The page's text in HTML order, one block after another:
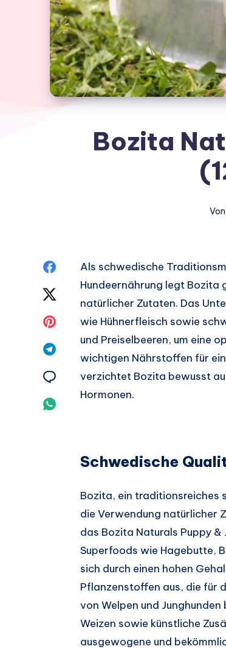
Bozita
Von
Facebook
Twitter
teilen.
Pinterest
Telegram
teilen.
Email
Als schwedische
Hundeernährung legt
natürlicher Zutaten. Das
wie Hühnerfleisch sowie
und Preiselbeeren, um eine
wichtigen Nährstoffen für
verzichtet Bozita bewusst
Hormonen.
Schwedische
Bozita, ein traditionsreiches
die Verwendung natürlicher
das Bozita Naturals Puppy
Superfoods wie Hagebutte,
sich durch einen hohen
Pflanzenstoffen aus, die für
von Welpen und
Weizen sowie künstliche
ausgewogene und